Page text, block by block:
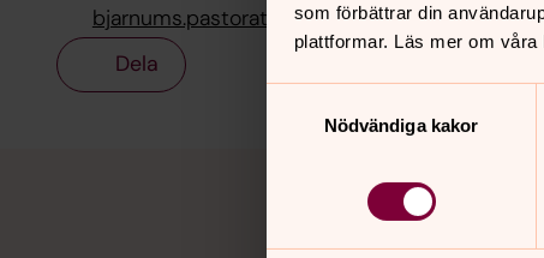
som förbättrar din
plattformar. Läs mer om våra
Nödvändiga kakor
bjarnums.pastorat@svenskakyrkan.se
Dela